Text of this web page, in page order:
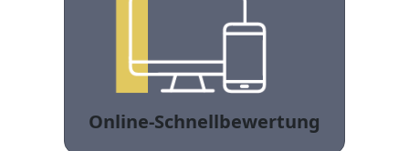
Online-Schnellbewertung